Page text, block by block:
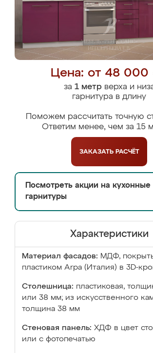
Цена: от 48 000
за 1 метрверха и
гарнитура в длину
Поможем рассчитать точную
Ответим менее, чем за 15
ЗАКАЗАТЬ РАСЧЁТ
Посмотреть акции на кухонные
гарнитуры
Характеристики
Материал фасадов: МДФ,
пластиком Arpa (Италия) в 3D-
Столешница: пластиковая,
или 38 мм; из искусственного
толщина 38 мм
Стеновая панель: ХДФ в цвет
или с фотопечатью